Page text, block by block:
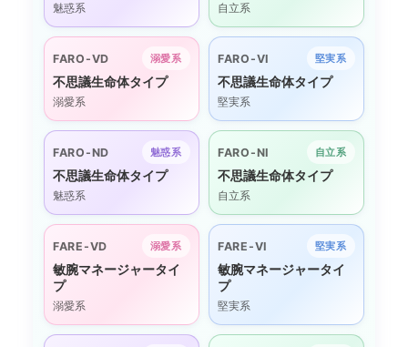
魅惑系 自立系
FARO-VD 溺愛系
不思議生命体タイプ
溺愛系
FARO-VI 堅実系
不思議生命体タイプ
堅実系
FARO-ND 魅惑系
不思議生命体タイプ
魅惑系
FARO-NI 自立系
不思議生命体タイプ
自立系
FARE-VD 溺愛系
敏腕マネージャータイ
プ
溺愛系
FARE-VI 堅実系
敏腕マネージャータイ
プ
堅実系